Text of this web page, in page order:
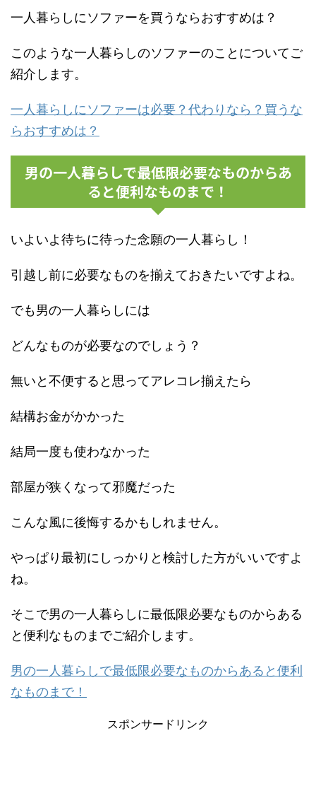
一人暮らしにソファーを買うならおすすめは？
このような一人暮らしのソファーのことについてご
紹介します。
一人暮らしにソファーは必要？代わりなら？買うな
らおすすめは？
男の一人暮らしで最低限必要なものからあ
ると便利なものまで！
いよいよ待ちに待った念願の一人暮らし！
引越し前に必要なものを揃えておきたいですよね。
でも男の一人暮らしには
どんなものが必要なのでしょう？
無いと不便すると思ってアレコレ揃えたら
結構お金がかかった
結局一度も使わなかった
部屋が狭くなって邪魔だった
こんな風に後悔するかもしれません。
やっぱり最初にしっかりと検討した方がいいですよ
ね。
そこで男の一人暮らしに最低限必要なものからある
と便利なものまでご紹介します。
男の一人暮らしで最低限必要なものからあると便利
なものまで！
スポンサードリンク